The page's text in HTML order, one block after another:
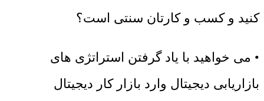
کنید و کسب و کارتان سنتی است؟
• می خواهید با یاد گرفتن استراتژی های
بازاریابی دیجیتال وارد بازار کار دیجیتال